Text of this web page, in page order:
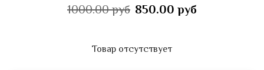
1000.00 руб 850.00 руб
Товар отсутствует